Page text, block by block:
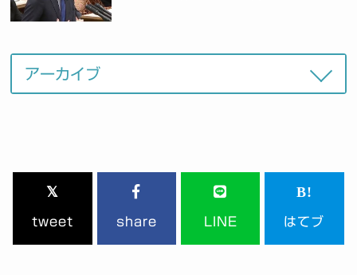
tweet share LINE はてブ